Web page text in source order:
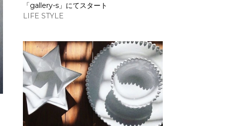
「gallery-s」にてスタート
LIFE STYLE